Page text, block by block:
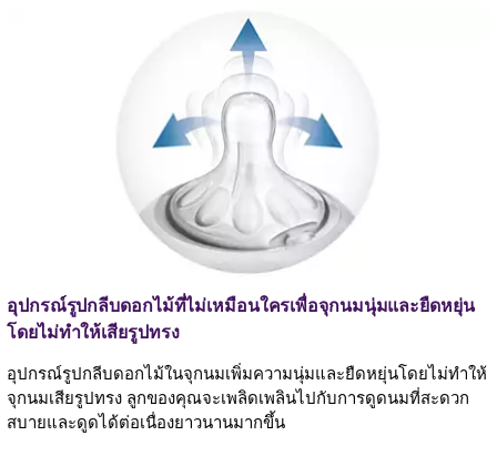
อุปกรณ์รูปกลีบดอกไม้ที่ไม่เหมือนใครเพื่อจุกนมนุ่มและยืดหยุ่น
โดยไม่ทำให้เสียรูปทรง
อุปกรณ์รูปกลีบดอกไม้ในจุกนมเพิ่มความนุ่มและยืดหยุ่นโดยไม่ทำให้
จุกนมเสียรูปทรง ลูกของคุณจะเพลิดเพลินไปกับการดูดนมที่สะดวก
สบายและดูดได้ต่อเนื่องยาวนานมากขึ้น